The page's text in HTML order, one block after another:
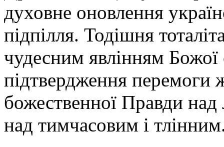
духовне оновлення
підпілля. Тодішня
чудесним явлінням
підтвердження перемоги
божественної Правди над
над тимчасовим і